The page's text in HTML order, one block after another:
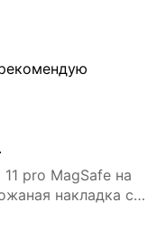
pro MagSafe на
накладка с